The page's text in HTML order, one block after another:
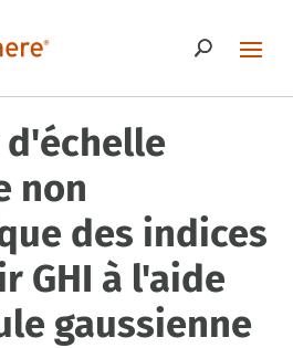
non
des indices
GHI à l'aide
gaussienne